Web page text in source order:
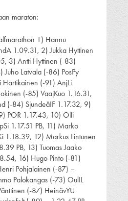
maraton:
1) Hannu
1.09.31, 2) Jukka Hyttinen
3) Antti Hyttinen (-83)
Latvala (-86) PosPy
Hartikainen (-91) AnjLi
(-85) VaajKuo 1.16.31,
(-84) SjundeåIF 1.17.32, 9)
POR 1.17.43, 10) Olli
1.17.51 PB, 11) Marko
1.18.39, 12) Markus Lintunen
PB, 13) Tuomas Jaako
16) Hugo Pinto (-81)
Pohjalainen (-87) –
Palokangas (-73) OulIL
(-87) HeinävYU